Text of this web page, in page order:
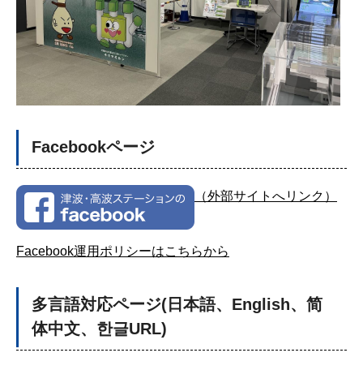
Facebookページ
（外部サイトへリンク）
Facebook運用ポリシーはこちらから
多言語対応ページ(日本語、English、简
体中文、한글URL)